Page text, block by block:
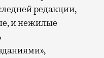
редакции,
и нежилые